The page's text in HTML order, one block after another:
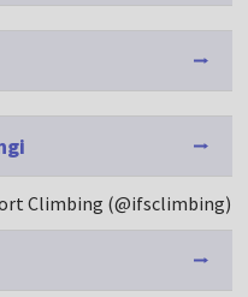
Climbing (@ifsclimbing)